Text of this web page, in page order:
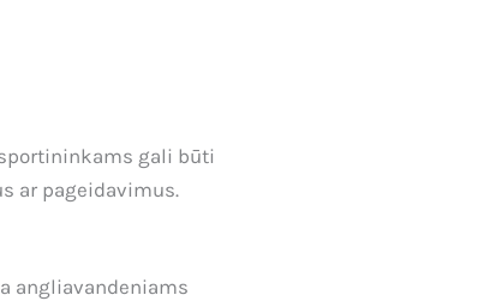
gali būti
ar pageidavimus.
angliavandeniams